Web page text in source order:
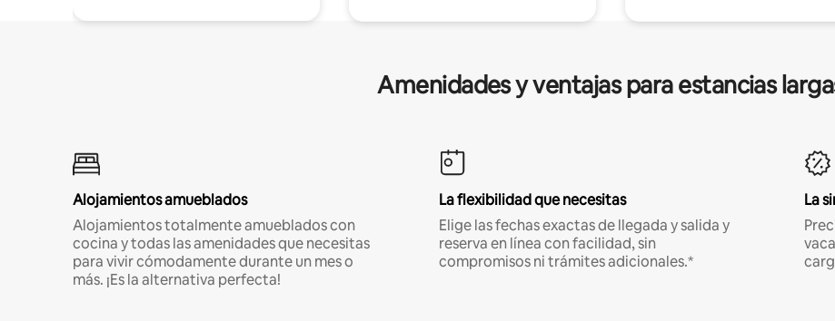
Amenidades y ventajas para estancias
Alojamientos amueblados
Alojamientos totalmente amueblados con
cocina y todas las amenidades que necesitas
para vivir cómodamente durante un mes o
más. ¡Es la alternativa perfecta!
La flexibilidad que necesitas
Elige las fechas exactas de llegada y salida y
reserva en línea con facilidad, sin
compromisos ni trámites adicionales.*
La